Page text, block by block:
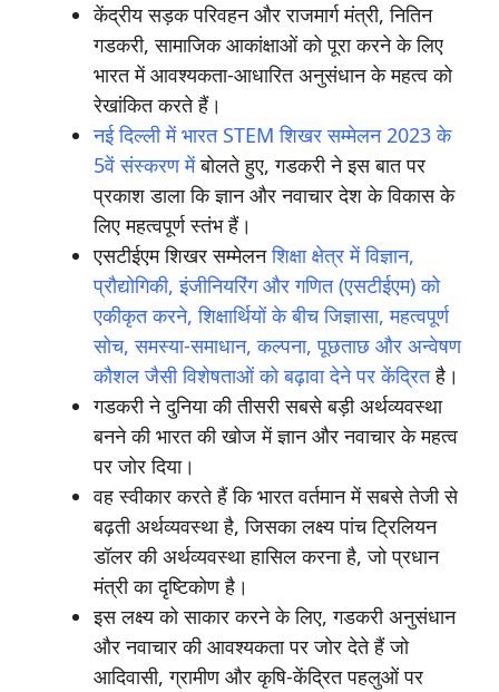
केंद्रीय सड़क परिवहन और राजमार्ग मंत्री, नितिन
गडकरी, सामाजिक आकांक्षाओं को पूरा करने के लिए
भारत में आवश्यकता-आधारित अनुसंधान के महत्व को
रेखांकित करते हैं।
नई दिल्ली में भारत STEM शिखर सम्मेलन 2023 के
5वें संस्करण मेंबोलते हुए, गडकरी ने इस बात पर
प्रकाश डाला कि ज्ञान और नवाचार देश के विकास के
लिए महत्वपूर्ण स्तंभ हैं।
एसटीईएम शिखर सम्मेलनशिक्षा क्षेत्र में विज्ञान,
प्रौद्योगिकी, इंजीनियरिंग और गणित (एसटीईएम) को
एकीकृत करने, शिक्षार्थियों के बीच जिज्ञासा, महत्वपूर्ण
सोच, समस्या-समाधान, कल्पना, पूछताछ और अन्वेषण
कौशल जैसी विशेषताओं को बढ़ावा देने पर केंद्रितहै।
गडकरी ने दुनिया की तीसरी सबसे बड़ी अर्थव्यवस्था
बनने की भारत की खोज में ज्ञान और नवाचार के महत्व
पर जोर दिया।
वह स्वीकार करते हैं कि भारत वर्तमान में सबसे तेजी से
बढ़ती अर्थव्यवस्था है, जिसका लक्ष्य पांच ट्रिलियन
डॉलर की अर्थव्यवस्था हासिल करना है, जो प्रधान
मंत्री का दृष्टिकोण है।
इस लक्ष्य को साकार करने के लिए, गडकरी अनुसंधान
और नवाचार की आवश्यकता पर जोर देते हैं जो
आदिवासी, ग्रामीण और कृषि-केंद्रित पहलुओं पर